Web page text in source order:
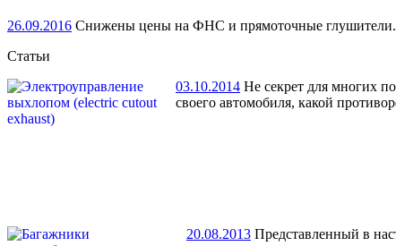
26.09.2016 Снижены цены на ФНС и прямоточные глушители.
Статьи
03.10.2014 Не секрет для многих
своего автомобиля, какой
20.08.2013 Представленный в